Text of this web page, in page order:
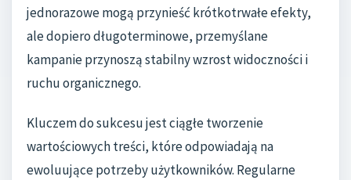
jednorazowe mogą przynieść krótkotrwałe efekty,
ale dopiero długoterminowe, przemyślane
kampanie przynoszą stabilny wzrost widoczności i
ruchu organicznego.
Kluczem do sukcesu jest ciągłe tworzenie
wartościowych treści, które odpowiadają na
ewoluujące potrzeby użytkowników. Regularne